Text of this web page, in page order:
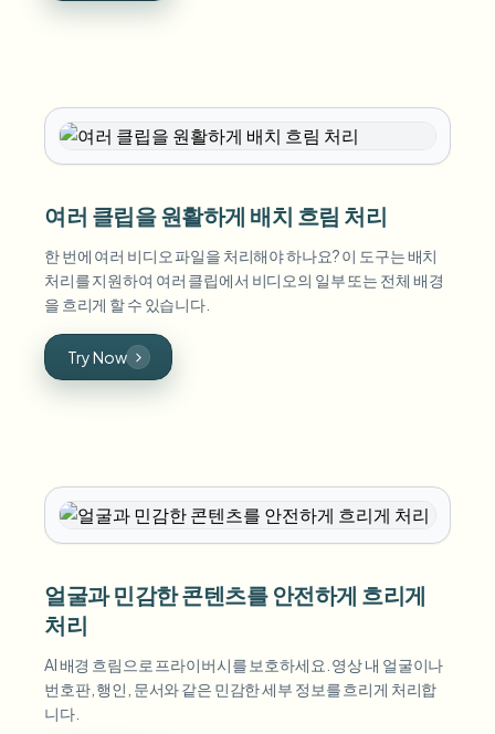
여러 클립을 원활하게 배치 흐림 처리
한 번에 여러 비디오 파일을 처리해야 하나요? 이 도구는 배치
처리를 지원하여 여러 클립에서 비디오의 일부 또는 전체 배경
을 흐리게 할 수 있습니다.
Try Now
얼굴과 민감한 콘텐츠를 안전하게 흐리게
처리
AI 배경 흐림으로 프라이버시를 보호하세요. 영상 내 얼굴이나
번호판, 행인, 문서와 같은 민감한 세부 정보를 흐리게 처리합
니다.